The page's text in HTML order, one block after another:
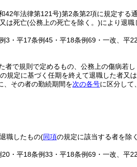
42年法律第121号)第2条第2項に規定する
は死亡(公務上の死亡を除く。)により退職
・平17条例45・平18条例69・一改、平
で規則で定めるもの、公務上の傷病若
規定に基づく任期を終えて退職した者又
、その者の勤続期間を次の各号に区分して、
職したもの(同項の規定に該当する者を除
・平18条例33・平18条例69・一改、平